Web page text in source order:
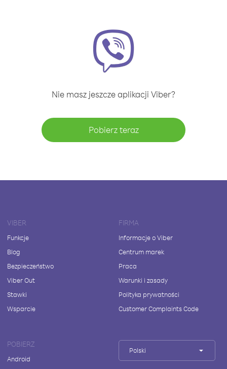
Nie masz jeszcze aplikacji Viber?
Pobierz teraz
VIBER
Funkcje
Blog
Bezpieczeństwo
Viber Out
Stawki
Wsparcie
FIRMA
Informacje o Viber
Centrum marek
Praca
Warunki i zasady
Polityka prywatności
Customer Complaints Code
POBIERZ
Android
Polski